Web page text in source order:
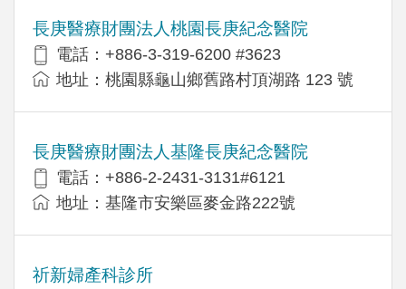
長庚醫療財團法人桃園長庚紀念醫院
電話：+886-3-319-6200 #3623
地址：桃園縣龜山鄉舊路村頂湖路 123 號
長庚醫療財團法人基隆長庚紀念醫院
電話：+886-2-2431-3131#6121
地址：基隆市安樂區麥金路222號
祈新婦產科診所